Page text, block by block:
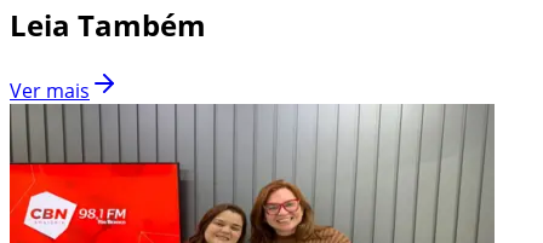
Leia Também
Ver mais